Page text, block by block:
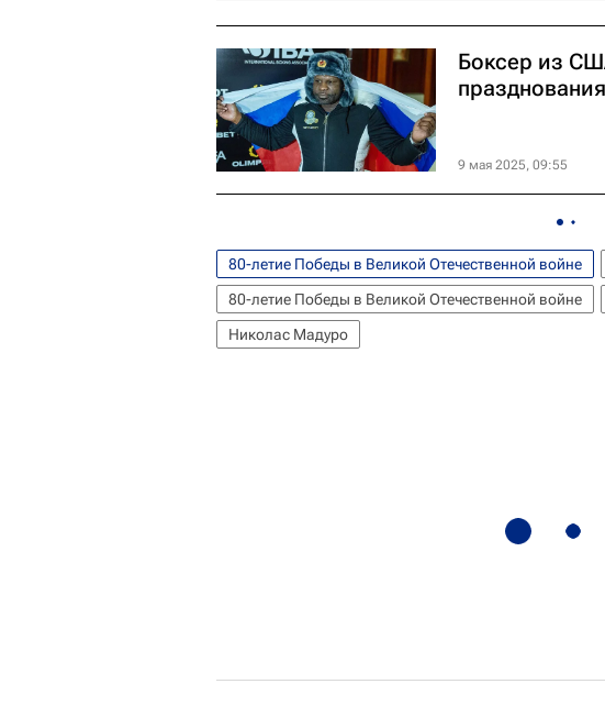
Боксер из
9 мая 2025, 09:55
80-летие Победы в Великой Отечественной войне
80-летие Победы в Великой Отечественной войне
Николас Мадуро